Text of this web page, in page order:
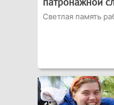
патронажной
Светлая память